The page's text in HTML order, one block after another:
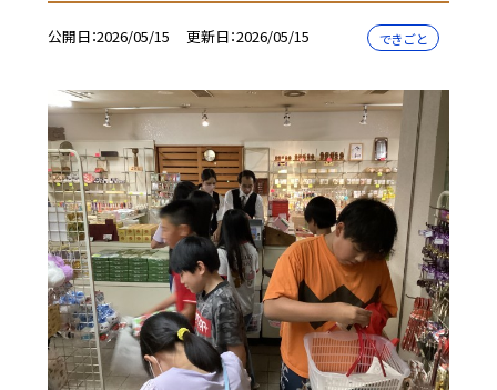
公開日 2026/05/15 更新日 2026/05/15 できごと